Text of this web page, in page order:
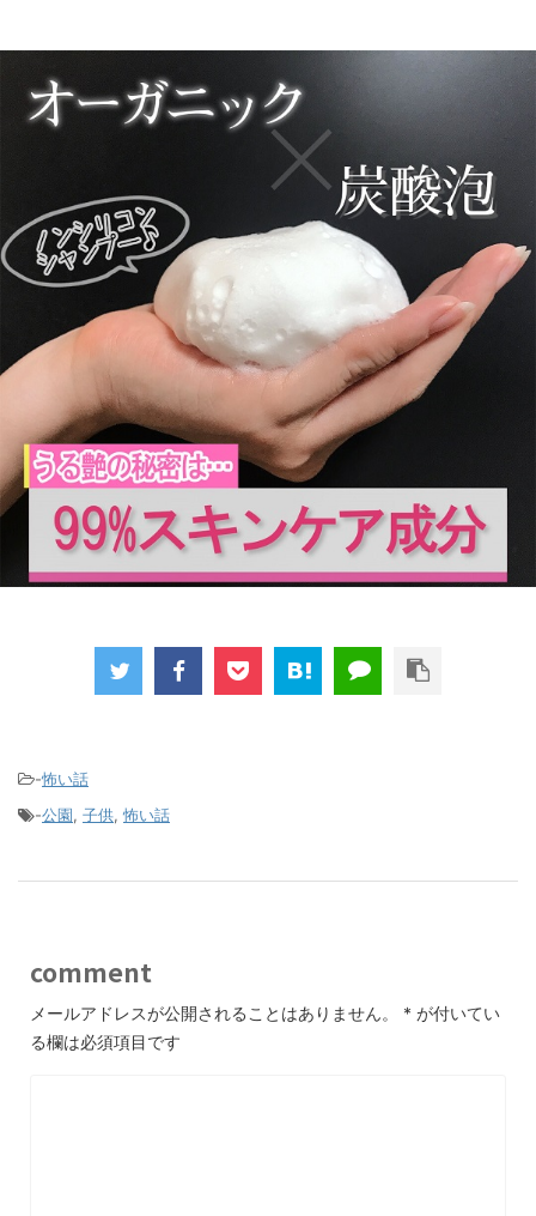
-怖い話
-公園, 子供,怖い話
comment
メールアドレスが公開されることはありません。 * が付いてい
る欄は必須項目です